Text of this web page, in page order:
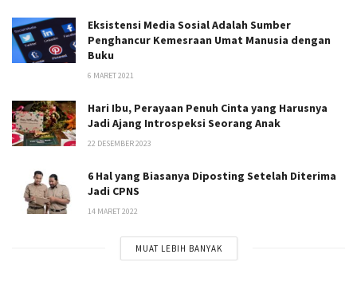
Eksistensi Media Sosial Adalah Sumber
Penghancur Kemesraan Umat Manusia dengan
Buku
6 MARET 2021
Hari Ibu, Perayaan Penuh Cinta yang Harusnya
Jadi Ajang Introspeksi Seorang Anak
22 DESEMBER 2023
6 Hal yang Biasanya Diposting Setelah Diterima
Jadi CPNS
14 MARET 2022
MUAT LEBIH BANYAK